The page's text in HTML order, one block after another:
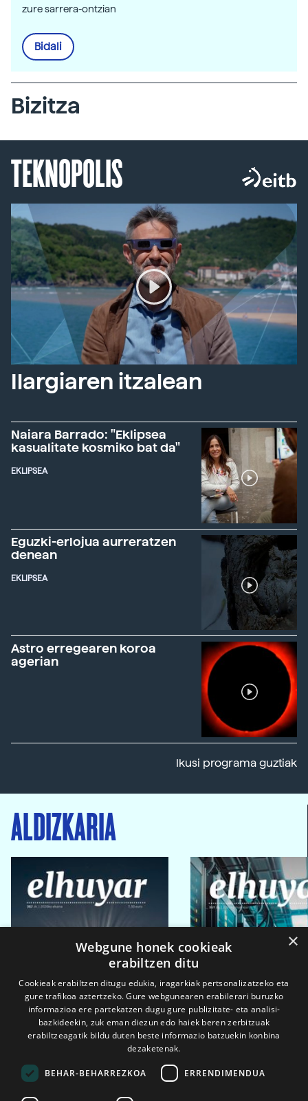
zure sarrera-ontzian
Bidali
Bizitza
TEKNOPOLIS
Ilargiaren itzalean
Naiara Barrado: "Eklipsea
kasualitate kosmiko bat da"
EKLIPSEA
Eguzki-erlojua aurreratzen
denean
EKLIPSEA
Astro erregearen koroa
agerian
Ikusi programa guztiak
ALDIZKARIA
×
Webgune honek cookieak
erabiltzen ditu
Cookieak erabiltzen ditugu edukia, iragarkiak pertsonalizatzeko eta
gure trafikoa aztertzeko. Gure webgunearen erabilerari buruzko
informazioa ere partekatzen dugu gure publizitate- eta analisi-
bazkideekin, zuk eman diezun edo haiek beren zerbitzuak
erabiltzeagatik bildu duten beste informazio batzuekin konbina
dezaketenak.
BEHAR-BEHARREZKOA ERRENDIMENDUA